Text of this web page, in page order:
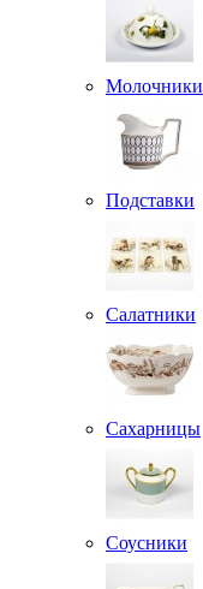
Молочники
Подставки
Салатники
Сахарницы
Соусники